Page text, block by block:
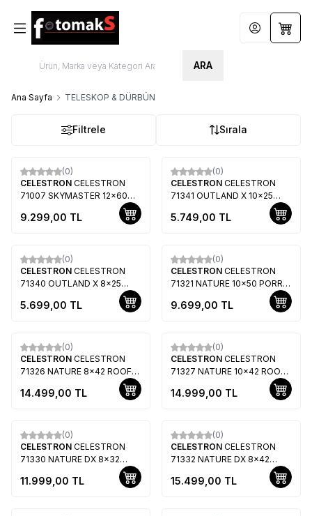
ARA
Hesabım
Ana Sayfa TELESKOP & DÜRBÜN
Filtrele Sırala
(0)
CELESTRON CELESTRON
71007 SKYMASTER 12x60
9.299,00 TL
(0)
CELESTRON CELESTRON
71341 OUTLAND X 10x25
5.749,00 TL
(0)
CELESTRON CELESTRON
71340 OUTLAND X 8x25
5.699,00 TL
(0)
CELESTRON CELESTRON
71321 NATURE 10x50 PORRO
9.699,00 TL
(0)
CELESTRON CELESTRON
71326 NATURE 8x42 ROOF
14.499,00 TL
(0)
CELESTRON CELESTRON
71327 NATURE 10x42 ROOF
14.999,00 TL
(0)
CELESTRON CELESTRON
71330 NATURE DX 8x32
11.999,00 TL
(0)
CELESTRON CELESTRON
71332 NATURE DX 8x42
15.499,00 TL